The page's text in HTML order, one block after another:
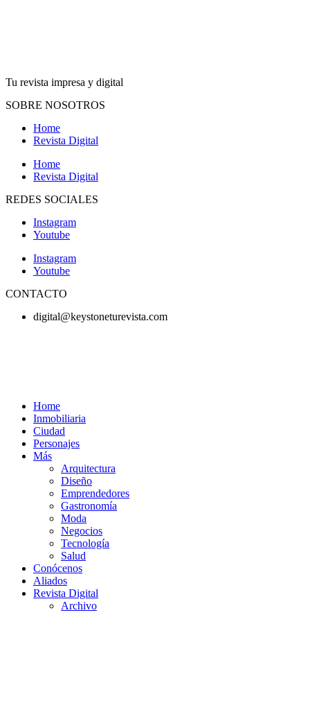
Tu revista impresa y digital
SOBRE NOSOTROS
Home
Revista Digital
Home
Revista Digital
REDES SOCIALES
Instagram
Youtube
Instagram
Youtube
CONTACTO
digital@keystoneturevista.com
Home
Inmobiliaria
Ciudad
Personajes
Más
Arquitectura
Diseño
Emprendedores
Gastronomía
Moda
Negocios
Tecnología
Salud
Conócenos
Aliados
Revista Digital
Archivo